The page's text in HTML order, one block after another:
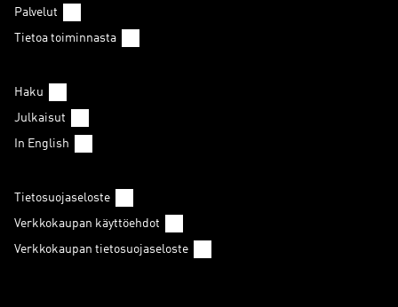
Palvelut
Tietoa toiminnasta
Haku
Julkaisut
In English
Tietosuojaseloste
Verkkokaupan käyttöehdot
Verkkokaupan tietosuojaseloste